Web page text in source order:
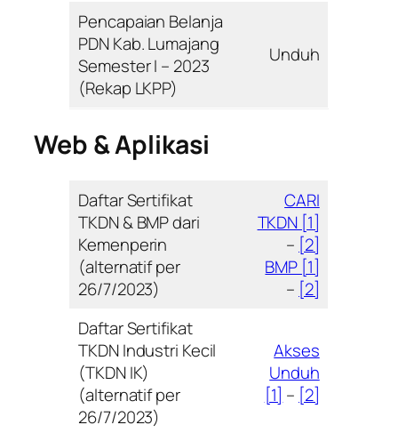
Pencapaian Belanja
PDN Kab. Lumajang
Semester I – 2023
(Rekap LKPP)
Unduh
Web & Aplikasi
Daftar Sertifikat
TKDN & BMP dari
Kemenperin
(alternatif per
26/7/2023)
CARI
TKDN [1]
– [2]
BMP [1]
– [2]
Daftar Sertifikat
TKDN Industri Kecil
(TKDN IK)
(alternatif per
26/7/2023)
Akses
Unduh
[1] – [2]